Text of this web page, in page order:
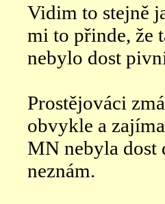
Vidim to stejně
mi to přinde, že
nebylo dost
Prostějováci
obvykle a
MN nebyla dost
neznám.